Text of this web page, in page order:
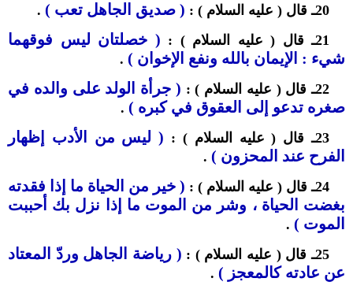
20ـ قال ( عليه السلام ) :
( صديق الجاهل تعب ) .
21ـ قال ( عليه السلام ) :
( خصلتان ليس فوقهما
شيء : الإيمان بالله ونفع الإخوان ) .
22ـ قال ( عليه السلام ) :
( جرأة الولد على والده في
صغره تدعو إلى العقوق في كبره ) .
23ـ قال ( عليه السلام ) :
( ليس من الأدب إظهار
الفرح عند المحزون ) .
24ـ قال ( عليه السلام ) :
( خير من الحياة ما إذا فقدته
بغضت الحياة ، وشر من الموت ما إذا نزل بك أحببت
الموت ) .
25ـ قال ( عليه السلام ) :
( رياضة الجاهل وردّ المعتاد
عن عادته كالمعجز ) .